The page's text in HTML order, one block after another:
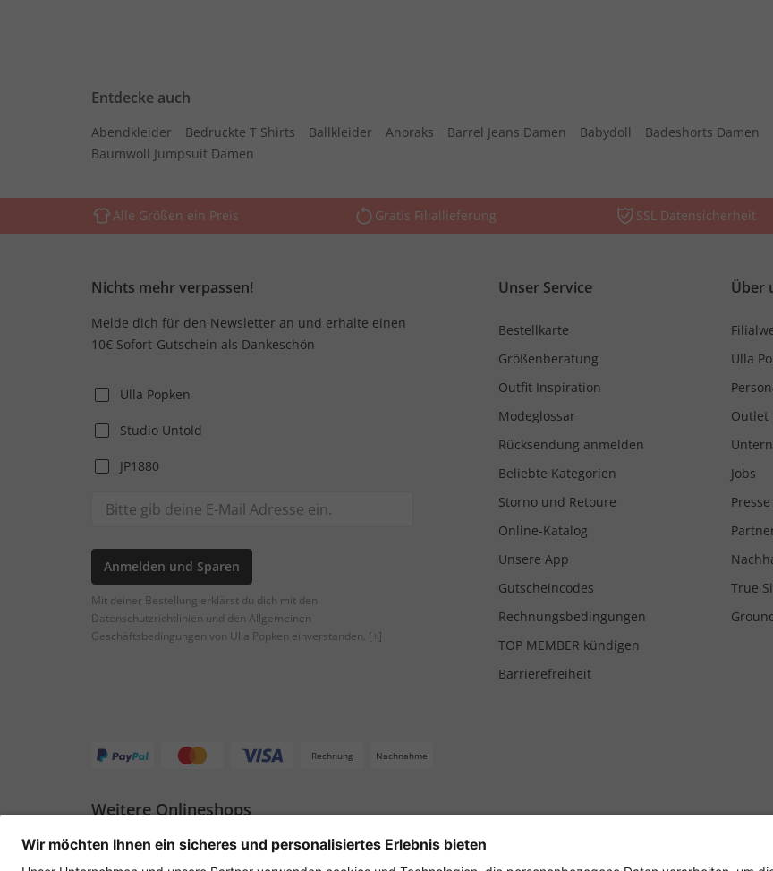
Entdecke auch
Abendkleider Bedruckte T Shirts Ballkleider Anoraks Barrel Jeans Damen Babydoll Badeshorts Damen
Baumwoll Jumpsuit Damen
Alle Größen ein Preis Gratis Filiallieferung SSL Datensicherheit
Nichts mehr verpassen!
Melde dich für den Newsletter an und erhalte einen
10€ Sofort-Gutschein als Dankeschön
Ulla Popken
Studio Untold
JP1880
Anmelden und Sparen
Mit deiner Bestellung erklärst du dich mit den
Datenschutzrichtlinien und den Allgemeinen
Geschäftsbedingungen von Ulla Popken einverstanden. [+]
Unser Service
Bestellkarte
Größenberatung
Outfit Inspiration
Modeglossar
Rücksendung anmelden
Beliebte Kategorien
Storno und Retoure
Online-Katalog
Unsere App
Gutscheincodes
Rechnungsbedingungen
TOP MEMBER kündigen
Barrierefreiheit
Über
Ulla
Outlet
Jobs
Presse
True
Rechnung Nachnahme
Weitere Onlineshops
Deutschland